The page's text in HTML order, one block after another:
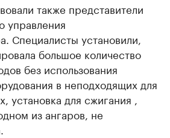
также представители
управления
Специалисты установили,
большое количество
без использования
в неподходящих для
установка для сжигания ,
из ангаров, не